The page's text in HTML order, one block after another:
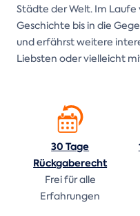
Städte der Welt. Im Laufe
Geschichte bis in die
und erfährst weitere
Liebsten oder vielleicht
30 Tage
Rückgaberecht
Frei für alle
Erfahrungen